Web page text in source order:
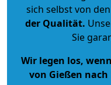
sich selbst von den
der Qualität.
Sie
Wir legen los,
von Gießen